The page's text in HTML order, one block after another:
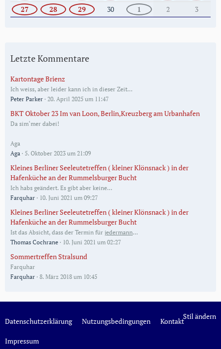
27
28 29 30 1 2 3
Letzte Kommentare
Kartontage Brienz
Ich weiss, aber leider kann ich in dieser Zeit…
Peter Parker 20. April 2025 um 11:47
BKT Oktober 23 Im van Loon, Berlin,Kreuzberg am Urbanhafen
Da sim‘mer dabei!
Aga
Aga
5. Oktober 2023 um 21:09
Kleines Berliner Seeleutetreffen ( kleiner Klönsnack ) in der
Hafenküche an der Rummelsburger Bucht
Ich habs geändert. Es gibt aber keine…
Farquhar
10. Juni 2021 um 09:27
Kleines Berliner Seeleutetreffen ( kleiner Klönsnack ) in der
Hafenküche an der Rummelsburger Bucht
Ist das Absicht, dass der Termin für jedermann…
Thomas Cochrane
10. Juni 2021 um 02:27
Sommertreffen Stralsund
Farquhar
Farquhar 8. März 2018 um 10:45
Stil ändern
Datenschutzerklärung Nutzungsbedingungen Kontakt
Impressum